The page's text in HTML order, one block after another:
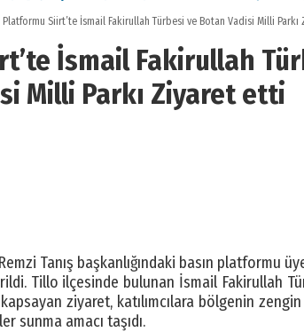
Platformu Siirt’te İsmail Fakirullah Türbesi ve Botan Vadisi Milli
İsmail Fakirullah
Milli Parkı Ziyaret etti
Tanış başkanlığındaki basın platformu
Tillo ilçesinde bulunan İsmail Fakirullah
ziyaret, katılımcılara bölgenin
sunma amacı taşıdı.